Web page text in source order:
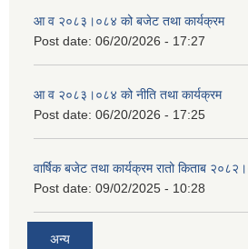
आ व २०८३।०८४ को बजेट तथा कार्यक्रम
Post date: 06/20/2026 - 17:27
आ व २०८३।०८४ को नीति तथा कार्यक्रम
Post date: 06/20/2026 - 17:25
वार्षिक बजेट तथा कार्यक्रम रातो किताब
Post date: 09/02/2025 - 10:28
अन्य